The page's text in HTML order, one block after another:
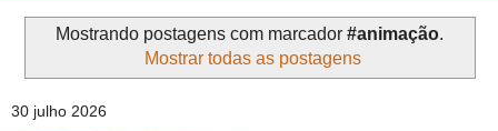
Mostrando postagens com marcador #animação.
Mostrar todas as postagens
30 julho 2026